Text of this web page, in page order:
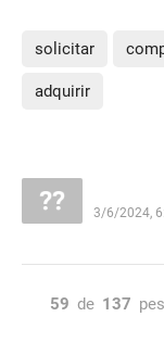
solicitar
adquirir
3/6/2024,
59 de 137